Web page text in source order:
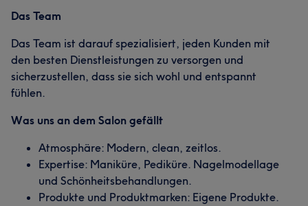
Was unsere Kunden über Fereshteh sagen
Gründlich 7
Das Team
Das Team ist darauf spezialisiert, jeden Kunden mit
den besten Dienstleistungen zu versorgen und
sicherzustellen, dass sie sich wohl und entspannt
fühlen.
Was uns an dem Salon gefällt
Atmosphäre: Modern, clean, zeitlos.
Expertise: Maniküre, Pediküre. Nagelmodellage
und Schönheitsbehandlungen.
Produkte und Produktmarken: Eigene Produkte.